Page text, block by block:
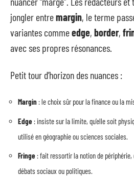
jongler entremargin, le terme
variantes commeedge, border,
avec ses propres résonances.
Petit tour d’horizon des nuances :
Margin : le choix sûr pour la finance ou la
Edge : insiste sur la limite, qu’elle soit
utilisé en géographie ou sciences sociales.
Fringe : fait ressortir la notion de
débats sociaux ou politiques.